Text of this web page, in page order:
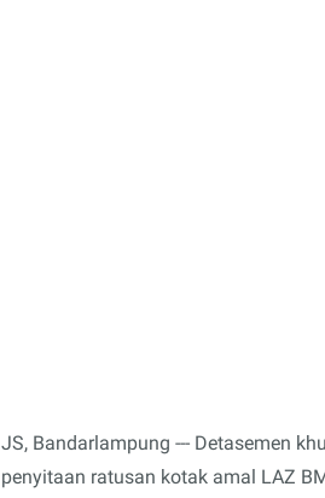
JS, Bandarlampung --- Detasemen
penyitaan ratusan kotak amal LAZ